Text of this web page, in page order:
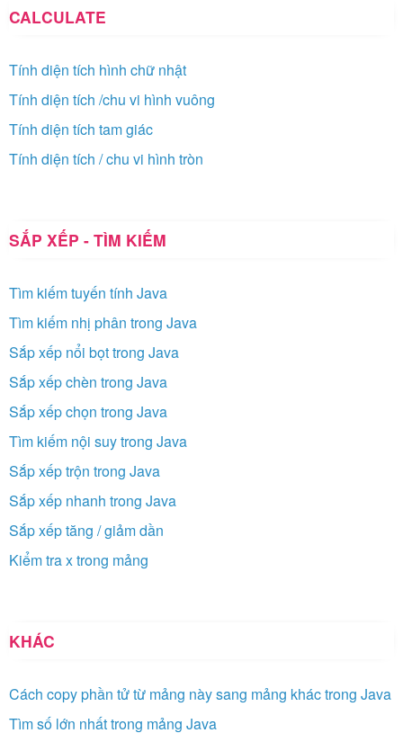
CALCULATE
Tính diện tích hình chữ nhật
Tính diện tích /chu vi hình vuông
Tính diện tích tam giác
Tính diện tích / chu vi hình tròn
SẮP XẾP - TÌM KIẾM
Tìm kiếm tuyến tính Java
Tìm kiếm nhị phân trong Java
Sắp xếp nổi bọt trong Java
Sắp xếp chèn trong Java
Sắp xếp chọn trong Java
Tìm kiếm nội suy trong Java
Sắp xếp trộn trong Java
Sắp xếp nhanh trong Java
Sắp xếp tăng / giảm dần
Kiểm tra x trong mảng
KHÁC
Cách copy phần tử từ mảng này sang mảng khác trong Java
Tìm số lớn nhất trong mảng Java